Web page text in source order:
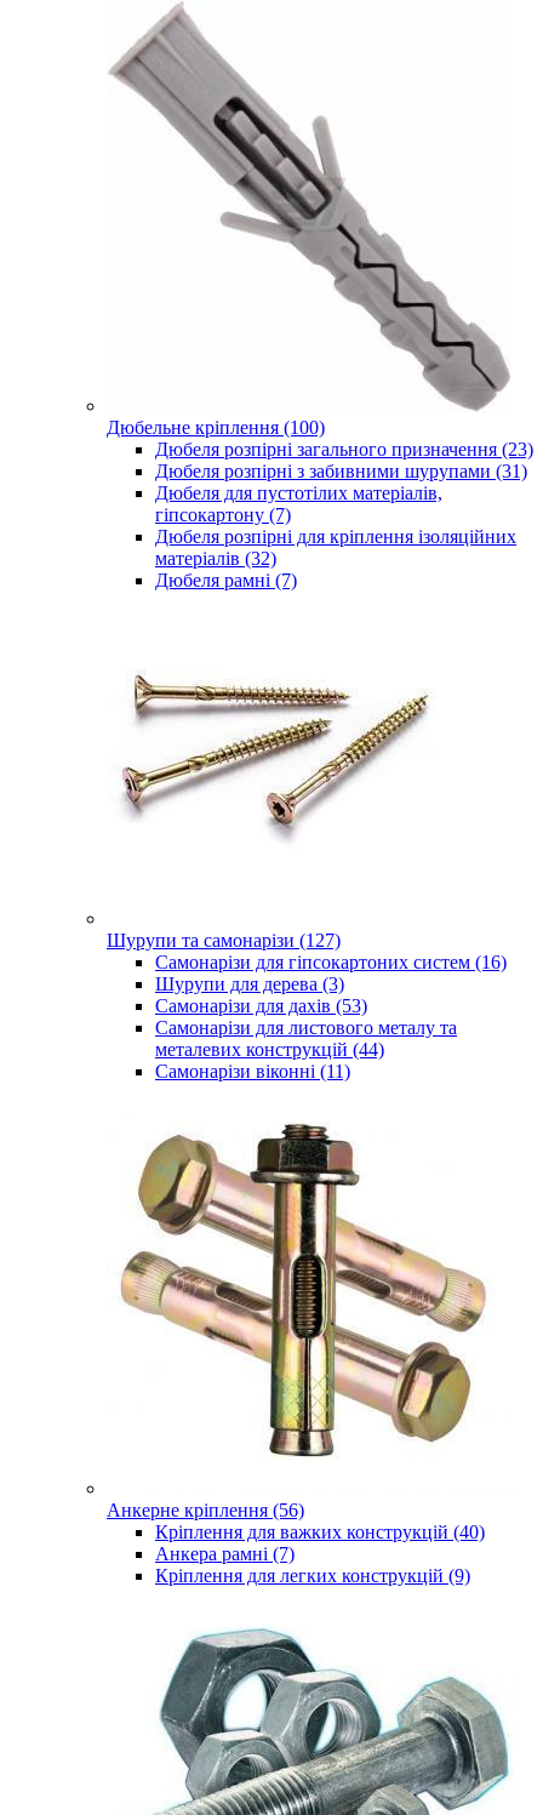
Дюбельне кріплення (100)
Дюбеля розпірні загального призначення (23)
Дюбеля розпірні з забивними шурупами (31)
Дюбеля для пустотілих матеріалів,
гіпсокартону (7)
Дюбеля розпірні для кріплення ізоляційних
матеріалів (32)
Дюбеля рамні (7)
Шурупи та самонарізи (127)
Самонарізи для гіпсокартоних систем (16)
Шурупи для дерева (3)
Самонарізи для дахів (53)
Самонарізи для листового металу та
металевих конструкцій (44)
Самонарізи віконні (11)
Анкерне кріплення (56)
Кріплення для важких конструкцій (40)
Анкера рамні (7)
Кріплення для легких конструкцій (9)